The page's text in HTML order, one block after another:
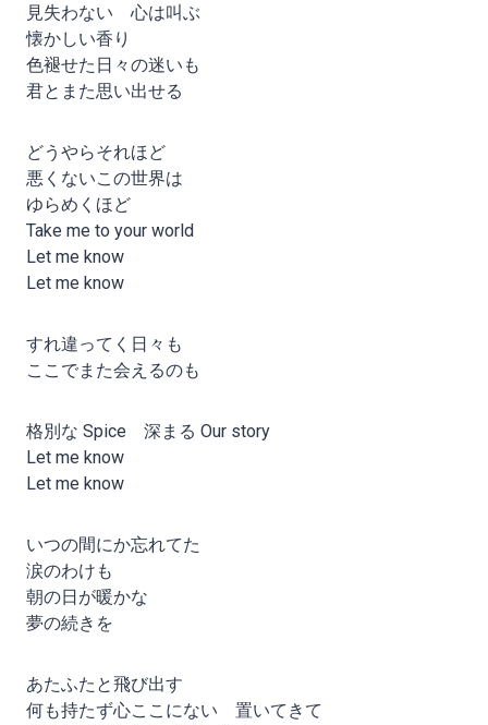
見失わない 心は叫ぶ
懐かしい香り
色褪せた日々の迷いも
君とまた思い出せる
どうやらそれほど
悪くないこの世界は
ゆらめくほど
Take me to your world
Let me know
Let me know
すれ違ってく日々も
ここでまた会えるのも
格別な Spice 深まる Our story
Let me know
Let me know
いつの間にか忘れてた
涙のわけも
朝の日が暖かな
夢の続きを
あたふたと飛び出す
何も持たず心ここにない 置いてきて